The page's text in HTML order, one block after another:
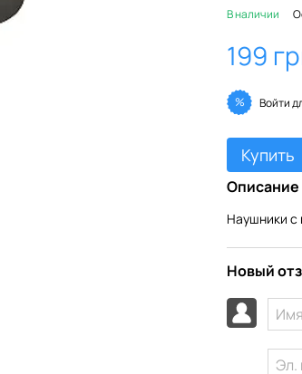
В наличии
199
% Войти
Купить
Описание
Наушники с
Новый